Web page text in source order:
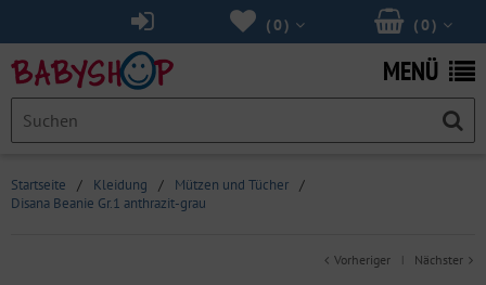
(0 )
(0 )
MENÜ
Startseite / Kleidung / Mützen und Tücher /
Disana Beanie Gr.1 anthrazit-grau
Vorheriger | Nächster